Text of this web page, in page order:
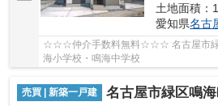
土地面積：
愛知県名古
☆☆☆仲介手数料無料☆☆☆ 名古屋市緑
海小学校・鳴海中学校
売買 | 新築一戸建 名古屋市緑区鳴海町文木56-3【仲介手